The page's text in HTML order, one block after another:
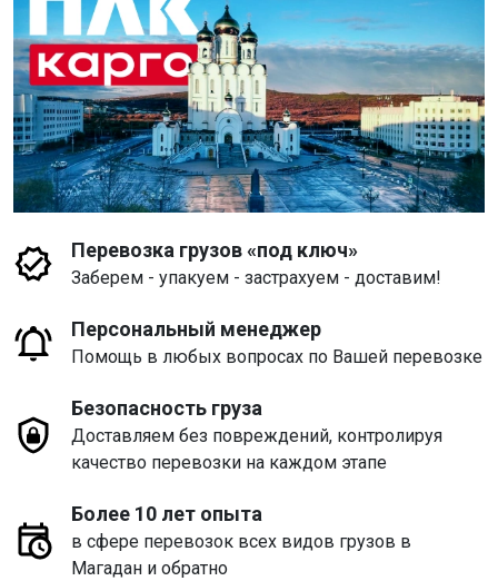
Перевозка грузов «под ключ»
Заберем - упакуем - застрахуем - доставим!
Персональный менеджер
Помощь в любых вопросах по Вашей перевозке
Безопасность груза
Доставляем без повреждений, контролируя
качество перевозки на каждом этапе
Более 10 лет опыта
в сфере перевозок всех видов грузов в
Магадан и обратно